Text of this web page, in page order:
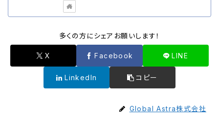
多くの方にシェアお願いします！
X Facebook LINE
LinkedIn コピー
Global Astra株式会社